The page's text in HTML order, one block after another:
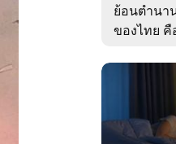
ย้อนตำนา
ของไทย